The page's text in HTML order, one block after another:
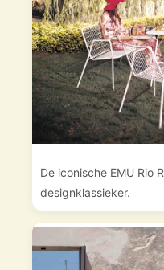
De iconische EMU Rio
designklassieker.